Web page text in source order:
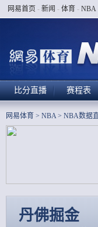
网易首页 - 新闻 - 体育 - NBA
比分直播 赛程表
网易体育 > NBA> NBA数据
丹佛掘金